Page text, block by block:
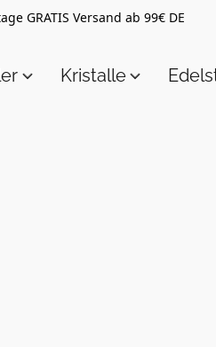
GRATIS Versand ab 99€ DE
Kristalle